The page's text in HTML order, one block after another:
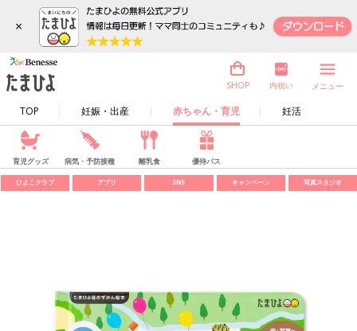
×
TOP 妊娠・出産 赤ちゃん・育児 妊活
SHOP 内祝い メニュー
育児グッズ 病気・予防接種 離乳食 優待パス
ひよこクラブ アプリ SNS キャンペーン 写真スタジオ